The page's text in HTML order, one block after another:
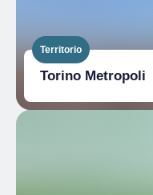
Territorio
Torino Metropoli